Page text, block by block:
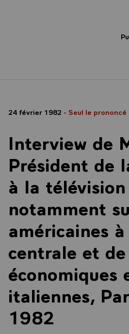
24 février 1982 - Seul le
Interview de
Président de
à la
notamment
américaines
centrale et
italiennes,
1982